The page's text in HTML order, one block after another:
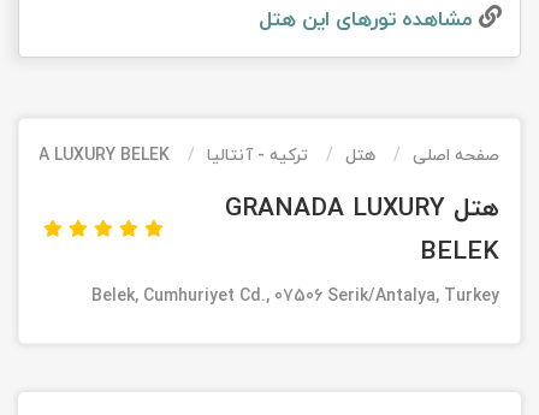
مشاهده تور‌های این هتل
صفحه اصلی هتل ترکیه - آنتالیا LUXURY BELEK
هتل GRANADA LUXURY
BELEK
Belek, Cumhuriyet Cd., 07506 Serik/Antalya, Turkey
تور کویر کاراکال
تور کویر مصر
تور کویر ابوزیدآباد
تور هرمز
تور کیش از ساری
اقساطی
تور کیش از بندرعباس
اقساطی
تور قزاقستان اقساطی
تور زیارتی اقساطی